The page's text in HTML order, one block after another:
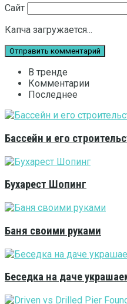
Сайт
Капча загружается...
В тренде
Комментарии
Последнее
Бассейн и его
Бухарест Шопинг
Баня своими руками
Беседка на даче